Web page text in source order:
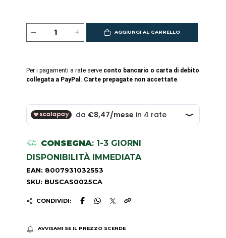
AGGIUNGI AL CARRELLO
Per i pagamenti a rate serve conto bancario o carta di debito
collegata a PayPal. Carte prepagate non accettate.
CONSEGNA: 1-3 GIORNI
DISPONIBILITÀ IMMEDIATA
EAN: 8007931032553
SKU: BUSCAS0025CA
CONDIVIDI:
AVVISAMI SE IL PREZZO SCENDE